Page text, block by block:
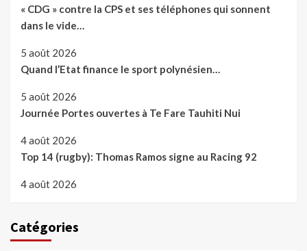
« CDG » contre la CPS et ses téléphones qui sonnent
dans le vide…
5 août 2026
Quand l’Etat finance le sport polynésien…
5 août 2026
Journée Portes ouvertes à Te Fare Tauhiti Nui
4 août 2026
Top 14 (rugby): Thomas Ramos signe au Racing 92
4 août 2026
Catégories